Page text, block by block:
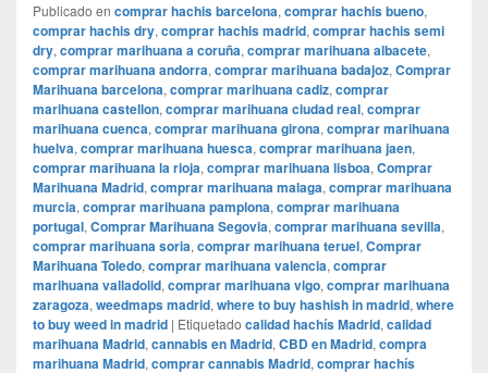
Publicado en comprar hachis barcelona, comprar hachis bueno,
comprar hachis dry, comprar hachis madrid, comprar hachis semi
dry, comprar marihuana a coruña, comprar marihuana albacete,
comprar marihuana andorra, comprar marihuana badajoz, Comprar
Marihuana barcelona, comprar marihuana cadiz, comprar
marihuana castellon, comprar marihuana ciudad real, comprar
marihuana cuenca, comprar marihuana girona, comprar marihuana
huelva, comprar marihuana huesca, comprar marihuana jaen,
comprar marihuana la rioja, comprar marihuana lisboa, Comprar
Marihuana Madrid, comprar marihuana malaga, comprar marihuana
murcia, comprar marihuana pamplona, comprar marihuana
portugal, Comprar Marihuana Segovia, comprar marihuana sevilla,
comprar marihuana soria, comprar marihuana teruel, Comprar
Marihuana Toledo, comprar marihuana valencia, comprar
marihuana valladolid, comprar marihuana vigo, comprar marihuana
zaragoza, weedmaps madrid, where to buy hashish in madrid, where
to buy weed in madrid | Etiquetado calidad hachís Madrid, calidad
marihuana Madrid, cannabis en Madrid, CBD en Madrid, compra
marihuana Madrid, comprar cannabis Madrid, comprar hachís